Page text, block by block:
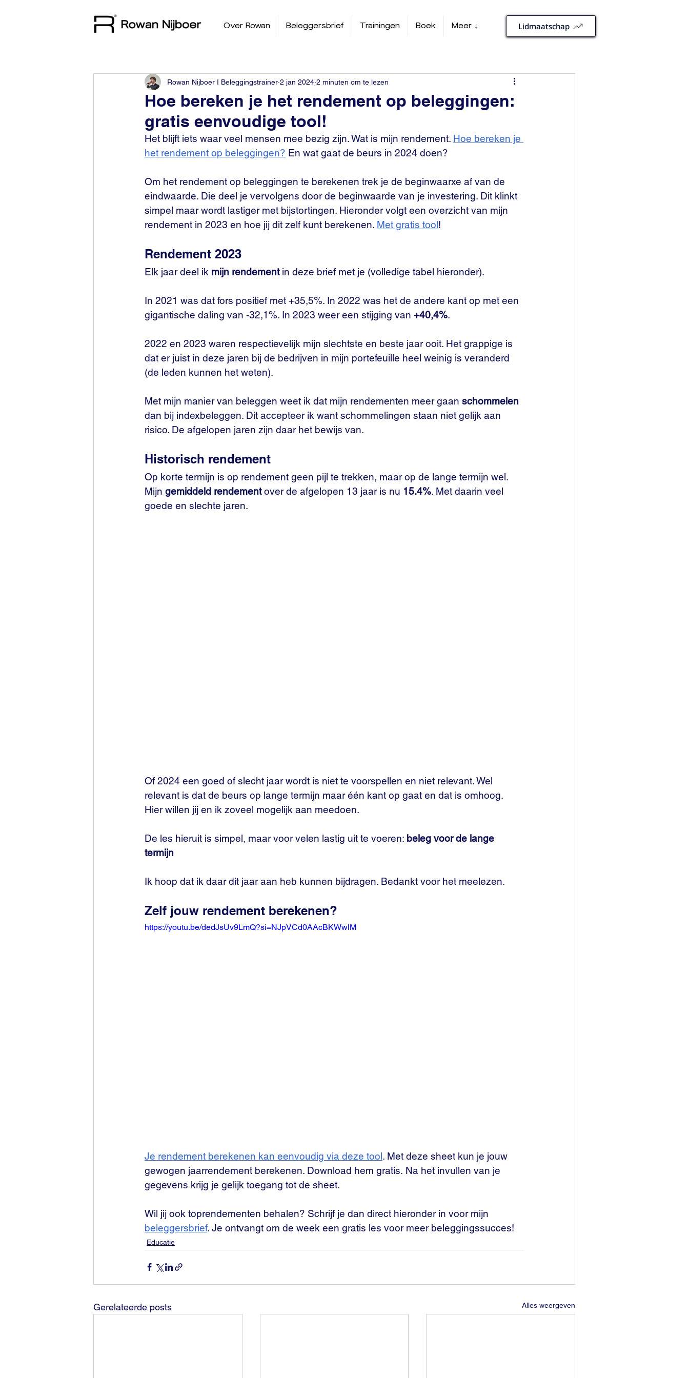
Over Rowan Beleggersbrief Trainingen Boek Meer ↓ Lidmaatschap
Hoe bereken je het rendement op beleggingen:
gratis eenvoudige tool!
Rowan Nijboer I Beleggingstrainer 2 jan 2024 2 minuten om te lezen
Het blijft iets waar veel mensen mee bezig zijn. Wat is mijn rendement. Hoe bereken je
het rendement op beleggingen? En wat gaat de beurs in 2024 doen?
Om het rendement op beleggingen te berekenen trek je de beginwaarxe af van de
eindwaarde. Die deel je vervolgens door de beginwaarde van je investering. Dit klinkt
simpel maar wordt lastiger met bijstortingen. Hieronder volgt een overzicht van mijn
rendement in 2023 en hoe jij dit zelf kunt berekenen. Met gratis tool!
Rendement 2023
Elk jaar deel ik mijn rendement in deze brief met je (volledige tabel hieronder).
In 2021 was dat fors positief met +35,5%. In 2022 was het de andere kant op met een
gigantische daling van -32,1%. In 2023 weer een stijging van +40,4%.
2022 en 2023 waren respectievelijk mijn slechtste en beste jaar ooit. Het grappige is
dat er juist in deze jaren bij de bedrijven in mijn portefeuille heel weinig is veranderd
(de leden kunnen het weten).
Met mijn manier van beleggen weet ik dat mijn rendementen meer gaan schommelen
dan bij indexbeleggen. Dit accepteer ik want schommelingen staan niet gelijk aan
risico. De afgelopen jaren zijn daar het bewijs van.
Historisch rendement
Op korte termijn is op rendement geen pijl te trekken, maar op de lange termijn wel.
Mijn gemiddeld rendement over de afgelopen 13 jaar is nu 15.4%. Met daarin veel
goede en slechte jaren.
Of 2024 een goed of slecht jaar wordt is niet te voorspellen en niet relevant. Wel
relevant is dat de beurs op lange termijn maar één kant op gaat en dat is omhoog.
Hier willen jij en ik zoveel mogelijk aan meedoen.
De les hieruit is simpel, maar voor velen lastig uit te voeren: beleg voor de lange
termijn
Ik hoop dat ik daar dit jaar aan heb kunnen bijdragen. Bedankt voor het meelezen.
Zelf jouw rendement berekenen?
https://youtu.be/dedJsUv9LmQ?si=NJpVCd0AAcBKWwlM
Je rendement berekenen kan eenvoudig via deze tool. Met deze sheet kun je jouw
gewogen jaarrendement berekenen. Download hem gratis. Na het invullen van je
gegevens krijg je gelijk toegang tot de sheet.
Wil jij ook toprendementen behalen? Schrijf je dan direct hieronder in voor mijn
beleggersbrief. Je ontvangt om de week een gratis les voor meer beleggingssucces!
Educatie
Gerelateerde posts Alles weergeven